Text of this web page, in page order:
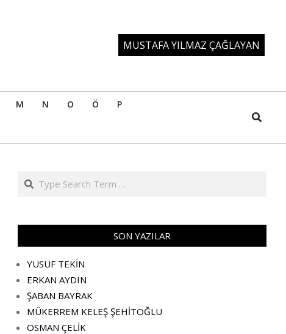
MUSTAFA YILMAZ ÇAĞLAYAN
M N O Ö P
Search
Search
SON YAZILAR
YUSUF TEKİN
ERKAN AYDIN
ŞABAN BAYRAK
MÜKERREM KELEŞ ŞEHİTOĞLU
OSMAN ÇELİK